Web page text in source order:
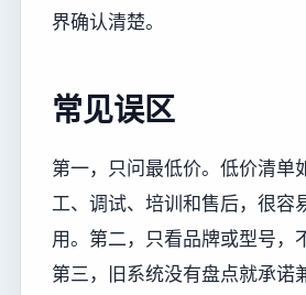
界确认清楚。
常见误区
第一，只问最低价。低价清单
工、调试、培训和售后，很容
用。第二，只看品牌或型号，
第三，旧系统没有盘点就承诺